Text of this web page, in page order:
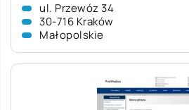
ul. Przewóz 34
30-716 Kraków
Małopolskie